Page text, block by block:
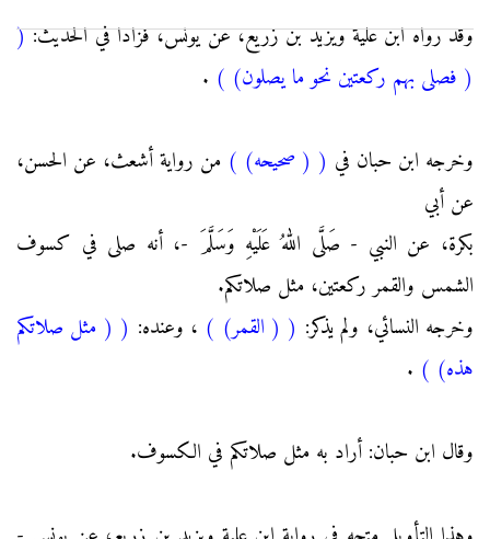
وقد رواه ابن علية ويزيد بن زريع، عن يونس، فزادا في الحديث:(
( فصلى بهم ركعتين نحو ما يصلون) )
.
وخرجه ابن حبان في ( ( صحيحه) ) من رواية أشعث، عن الحسن،
عن أبي
بكرة، عن النبي - صَلَّى اللهُ عَلَيْهِ وَسَلَّمَ -، أنه صلى في كسوف
الشمس والقمر ركعتين، مثل صلاتكم.
وخرجه النسائي، ولم يذكر: ( ( القمر) ) ، وعنده: ( ( مثل صلاتكم
هذه) )
.
وقال ابن حبان: أراد به مثل صلاتكم في الكسوف.